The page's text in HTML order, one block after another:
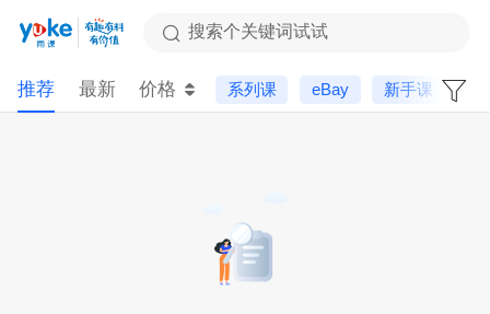
搜索个关键词试试
推荐 最新 价格 系列课 eBay 新手课